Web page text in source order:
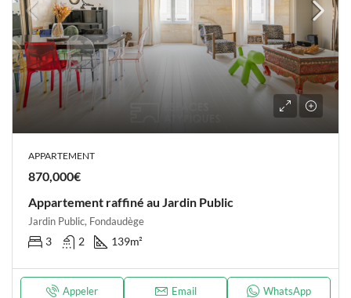
APPARTEMENT
870,000€
Appartement raffiné au Jardin Public
Jardin Public, Fondaudège
3 2 139m²
Appeler Email WhatsApp